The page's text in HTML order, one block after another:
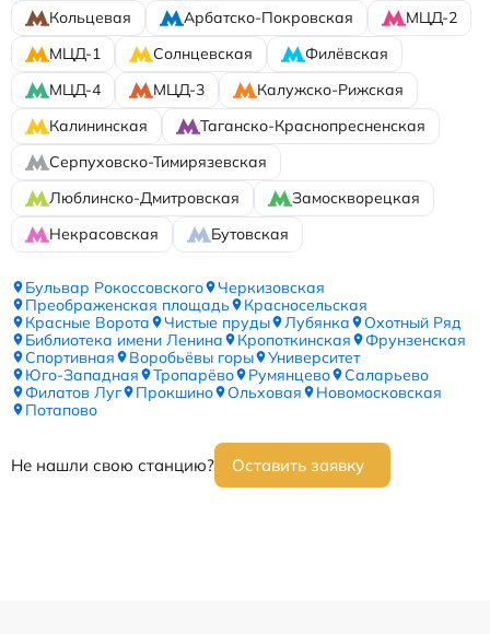
Кольцевая
Арбатско-Покровская
МЦД-2
МЦД-1
Солнцевская
Филёвская
МЦД-4
МЦД-3
Калужско-Рижская
Калининская
Таганско-Краснопресненская
Серпуховско-Тимирязевская
Люблинско-Дмитровская
Замоскворецкая
Некрасовская
Бутовская
Бульвар Рокоссовского
Черкизовская
Преображенская площадь
Красносельская
Красные Ворота
Чистые пруды Лубянка
Охотный Ряд
Библиотека имени Ленина
Кропоткинская
Фрунзенская
Спортивная
Воробьёвы горы
Университет
Юго-Западная
Тропарёво Румянцево
Саларьево
Филатов Луг
Прокшино Ольховая
Новомосковская
Потапово
Не нашли свою станцию? Оставить заявку